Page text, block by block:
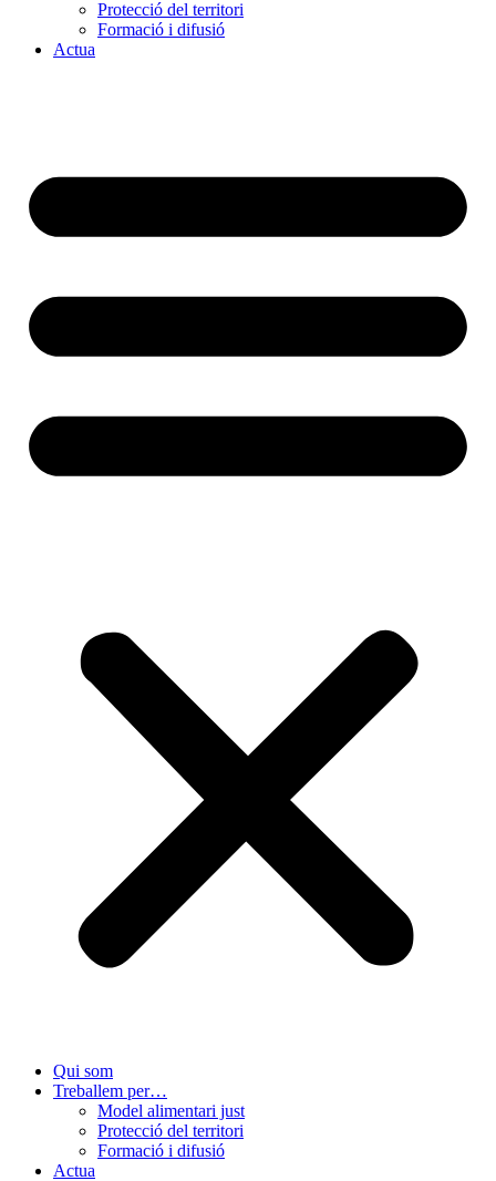
Protecció del territori
Formació i difusió
Actua
Qui som
Treballem per…
Model alimentari just
Protecció del territori
Formació i difusió
Actua